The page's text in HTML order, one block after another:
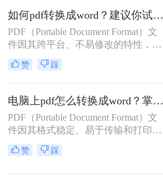
松实现文件格式转换。
如何pdf转换成word？建议你试试这三种方法！
PDF（Portable Document Format）文
件因其跨平台、不易修改的特性，被
广泛应用于各种场合。然而，在某些
情况下，我们可能需要将PDF文件转
进行编辑、修改或进一步处理。那么
如何pdf转换成word呢？本文将为您介
绍几种将PDF转换为Word的方法。
赞 踩
电脑上pdf怎么转换成word？掌握这三个方法，让文件转换变得轻松！
PDF（Portable Document Format）文
件因其格式稳定、易于传输和打印的
特性，成为了日常工作和学习中不可
或缺的文件格式。然而，当我们需要
赞 踩